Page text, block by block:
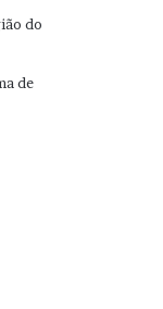
do
de